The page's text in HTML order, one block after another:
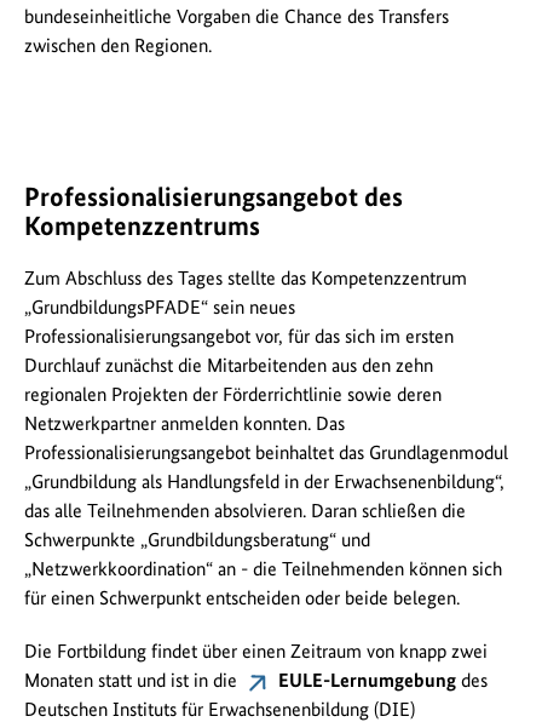
bundeseinheitliche Vorgaben die Chance des Transfers
zwischen den Regionen.
Professionalisierungsangebot des
Kompetenzzentrums
Zum Abschluss des Tages stellte das Kompetenzzentrum
„GrundbildungsPFADE“ sein neues
Professionalisierungsangebot vor, für das sich im ersten
Durchlauf zunächst die Mitarbeitenden aus den zehn
regionalen Projekten der Förderrichtlinie sowie deren
Netzwerkpartner anmelden konnten. Das
Professionalisierungsangebot beinhaltet das Grundlagenmodul
„Grundbildung als Handlungsfeld in der Erwachsenenbildung“,
das alle Teilnehmenden absolvieren. Daran schließen die
Schwerpunkte „Grundbildungsberatung“ und
„Netzwerkkoordination“ an - die Teilnehmenden können sich
für einen Schwerpunkt entscheiden oder beide belegen.
Die Fortbildung findet über einen Zeitraum von knapp zwei
Monaten statt und ist in die
EULE-Lernumgebung des
Deutschen Instituts für Erwachsenenbildung (DIE)